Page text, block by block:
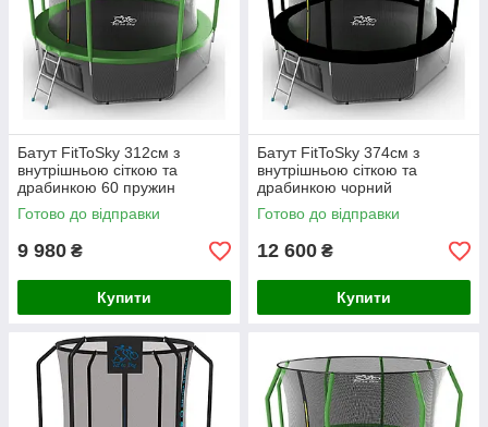
Батут FitToSky 312см з
внутрішньою сіткою та
драбинкою 60 пружин
зелений
Готово до відправки
9 980 ₴
Купити
Батут FitToSky 374см з
внутрішньою сіткою та
драбинкою чорний
Готово до відправки
12 600 ₴
Купити